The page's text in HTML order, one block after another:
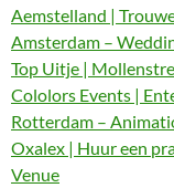
Aemstelland |
Amsterdam –
Top Uitje |
Cololors Events |
Rotterdam –
Oxalex | Huur een
Venue